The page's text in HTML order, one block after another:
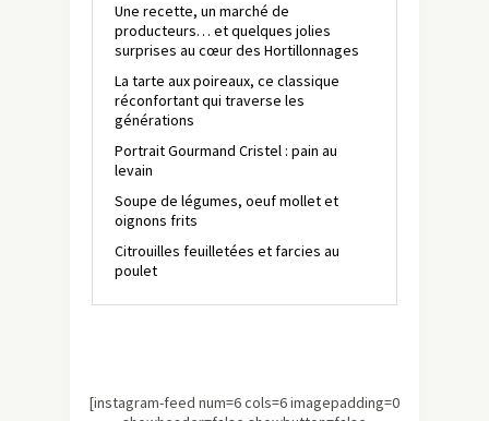
Une recette, un marché de
producteurs… et quelques jolies
surprises au cœur des Hortillonnages
La tarte aux poireaux, ce classique
réconfortant qui traverse les
générations
Portrait Gourmand Cristel : pain au
levain
Soupe de légumes, oeuf mollet et
oignons frits
Citrouilles feuilletées et farcies au
poulet
[instagram-feed num=6 cols=6 imagepadding=0